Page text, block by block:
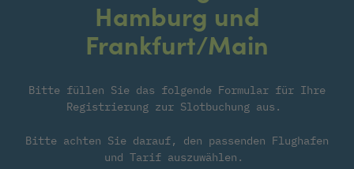
Hamburg und
Frankfurt/Main
Bitte füllen Sie das folgende Formular für Ihre
Registrierung zur Slotbuchung aus.
Bitte achten Sie darauf, den passenden Flughafen
und Tarif auszuwählen.